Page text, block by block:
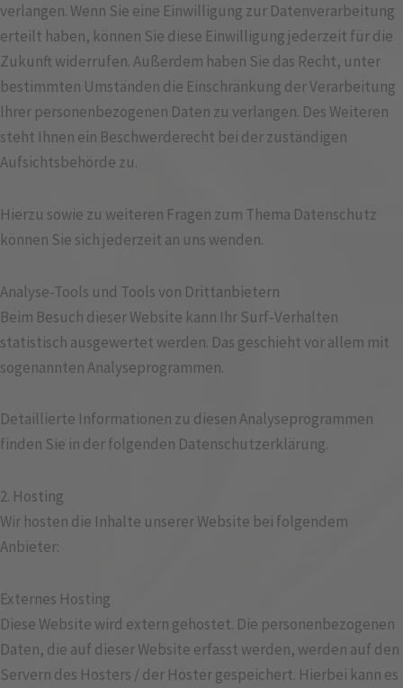
verlangen. Wenn Sie eine Einwilligung zur Datenverarbeitung
erteilt haben, können Sie diese Einwilligung jederzeit für die
Zukunft widerrufen. Außerdem haben Sie das Recht, unter
bestimmten Umständen die Einschränkung der Verarbeitung
Ihrer personenbezogenen Daten zu verlangen. Des Weiteren
steht Ihnen ein Beschwerderecht bei der zuständigen
Aufsichtsbehörde zu.
Hierzu sowie zu weiteren Fragen zum Thema Datenschutz
können Sie sich jederzeit an uns wenden.
Analyse-Tools und Tools von Dritt­anbietern
Beim Besuch dieser Website kann Ihr Surf-Verhalten
statistisch ausgewertet werden. Das geschieht vor allem mit
sogenannten Analyseprogrammen.
Detaillierte Informationen zu diesen Analyseprogrammen
finden Sie in der folgenden Datenschutzerklärung.
2. Hosting
Wir hosten die Inhalte unserer Website bei folgendem
Anbieter:
Externes Hosting
Diese Website wird extern gehostet. Die personenbezogenen
Daten, die auf dieser Website erfasst werden, werden auf den
Servern des Hosters / der Hoster gespeichert. Hierbei kann es